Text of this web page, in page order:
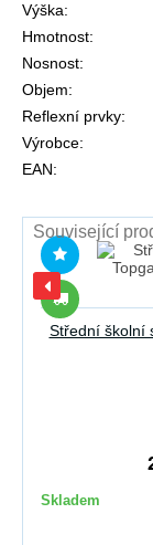
Výška:
Hmotnost:
Nosnost:
Objem:
Reflexní prvky:
Výrobce:
EAN:
Související
Střední školní
Skladem